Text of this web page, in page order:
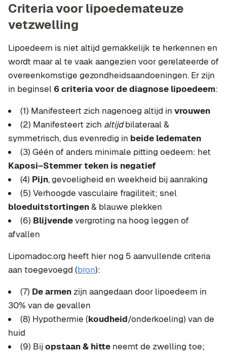
Criteria voor lipoedemateuze
vetzwelling
Lipoedeem is niet altijd gemakkelijk te herkennen en
wordt maar al te vaak aangezien voor gerelateerde of
overeenkomstige gezondheidsaandoeningen. Er zijn
in beginsel 6 criteria voor de diagnose lipoedeem:
(1) Manifesteert zich nagenoeg altijd in vrouwen
(2) Manifesteert zich altijdbilateraal &
symmetrisch, dus evenredig in beide ledematen
(3) Géén of anders minimale pitting oedeem: het
Kaposi–Stemmer teken is negatief
(4) Pijn, gevoeligheid en weekheid bij aanraking
(5) Verhoogde vasculaire fragiliteit; snel
bloeduitstortingen& blauwe plekken
(6) Blijvendevergroting na hoog leggen of
afvallen
Lipomadoc.org heeft hier nog 5 aanvullende criteria
aan toegevoegd (bron):
(7) De armen zijn aangedaan door lipoedeem in
30% van de gevallen
(8) Hypothermie (koudheid/onderkoeling) van de
huid
(9) Bij opstaan & hitte neemt de zwelling toe;